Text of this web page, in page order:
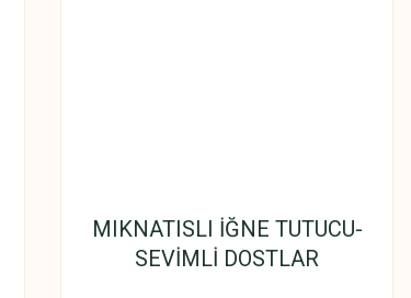
MIKNATISLI İĞNE TUTUCU-
SEVİMLİ DOSTLAR